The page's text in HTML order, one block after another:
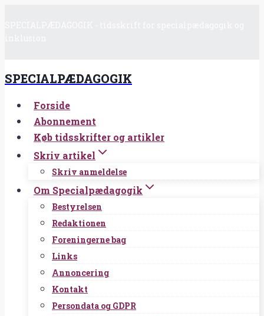
SPECIALPÆDAGOGIK
Forside
Abonnement
Køb tidsskrifter og artikler
Skriv artikel
Skriv anmeldelse
Om Specialpædagogik
Bestyrelsen
Redaktionen
Foreningerne bag
Links
Annoncering
Kontakt
Persondata og GDPR